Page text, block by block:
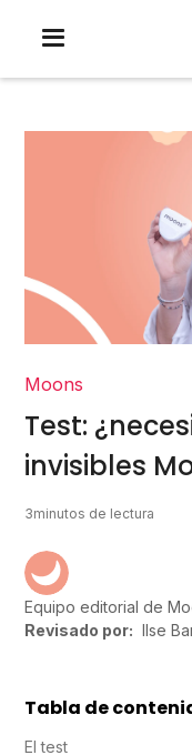
Moons
Test:
invisibles
3minutos de lectura
Equipo editorial de
Revisado por: Ilse
Tabla de
El test